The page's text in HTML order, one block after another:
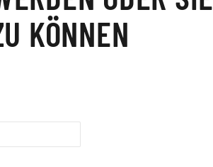
KÖNNEN